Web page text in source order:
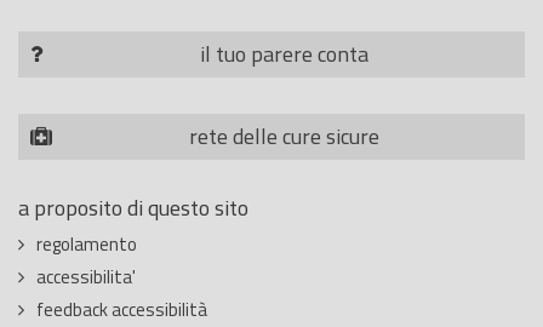
il tuo parere conta
rete delle cure sicure
a proposito di questo sito
regolamento
accessibilita'
feedback accessibilità